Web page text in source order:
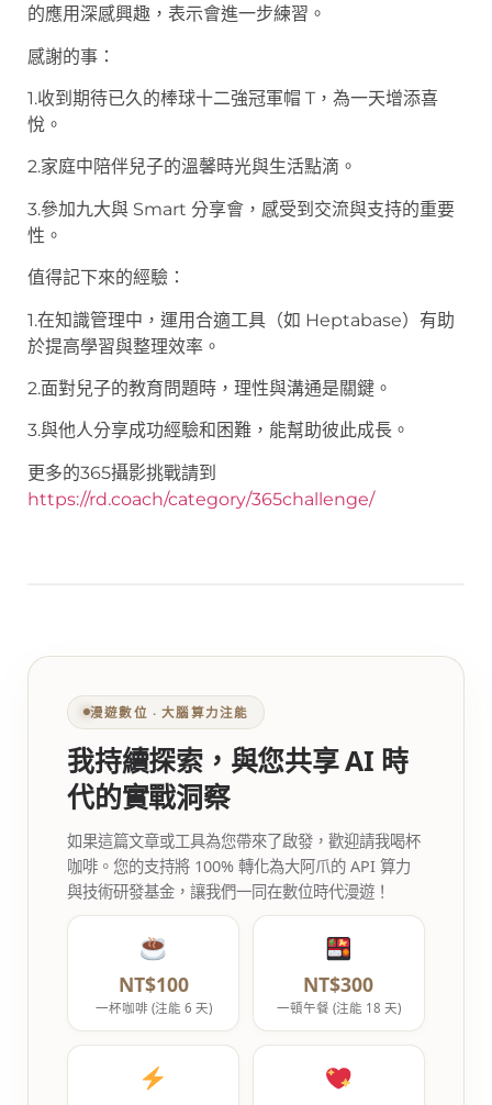
的應用深感興趣，表示會進一步練習。
感謝的事：
1.收到期待已久的棒球十二強冠軍帽 T，為一天增添喜
悅。
2.家庭中陪伴兒子的溫馨時光與生活點滴。
3.參加九大與 Smart 分享會，感受到交流與支持的重要
性。
值得記下來的經驗：
1.在知識管理中，運用合適工具（如 Heptabase）有助
於提高學習與整理效率。
2.面對兒子的教育問題時，理性與溝通是關鍵。
3.與他人分享成功經驗和困難，能幫助彼此成長。
更多的365攝影挑戰請到
https://rd.coach/category/365challenge/
漫遊數位 ‧ 大腦算力注能
我持續探索，與您共享 AI 時
代的實戰洞察
如果這篇文章或工具為您帶來了啟發，歡迎請我喝杯
咖啡。您的支持將 100% 轉化為大阿爪的 API 算力
與技術研發基金，讓我們一同在數位時代漫遊！
NT$100
一杯咖啡 (注能 6 天)
NT$300
一頓午餐 (注能 18 天)